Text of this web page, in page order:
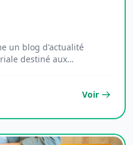
un blog d'actualité
destiné aux
Voir